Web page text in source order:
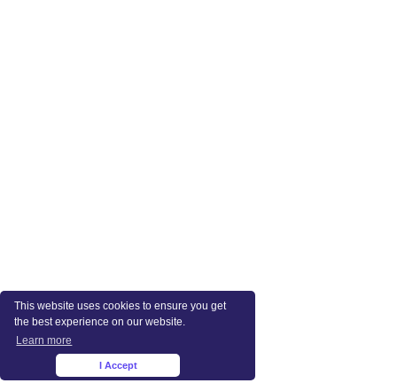
This website uses cookies to ensure you get
the best experience on our website.
Learn more
I Accept